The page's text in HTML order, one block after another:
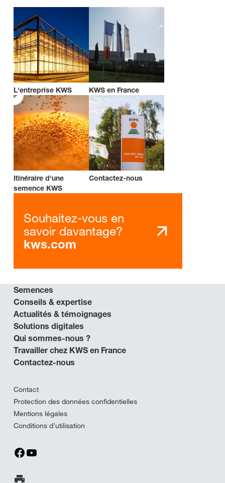
L'entreprise KWS KWS en France
Itinéraire d'une
semence KWS
Contactez-nous
Souhaitez-vous en
savoir davantage?
kws.com
Semences
Conseils & expertise
Actualités & témoignages
Solutions digitales
Qui sommes-nous ?
Travailler chez KWS en France
Contactez-nous
Contact
Protection des données confidentielles
Mentions légales
Conditions d’utilisation
Imprimer la page